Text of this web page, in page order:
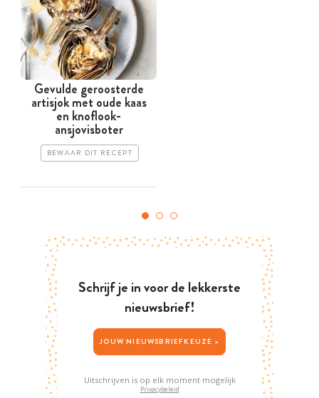
Gevulde geroosterde
artisjok met oude kaas
en knoflook-
ansjovisboter
BEWAAR DIT RECEPT
Schrijf je in voor de lekkerste
nieuwsbrief!
JOUW NIEUWSBRIEFKEUZE >
Uitschrijven is op elk moment mogelijk
Privacybeleid